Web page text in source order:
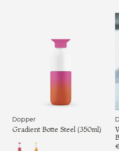
Dopper
Gradient Botte Steel (350ml)